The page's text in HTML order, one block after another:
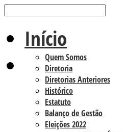
Início
Quem Somos
Diretoria
Diretorias Anteriores
Histórico
Estatuto
Balanço de Gestão
Eleições 2022